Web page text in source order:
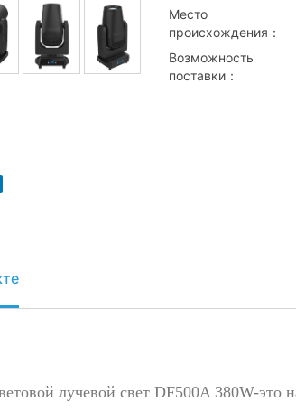
Место
происхождения：
Возможность
поставки：